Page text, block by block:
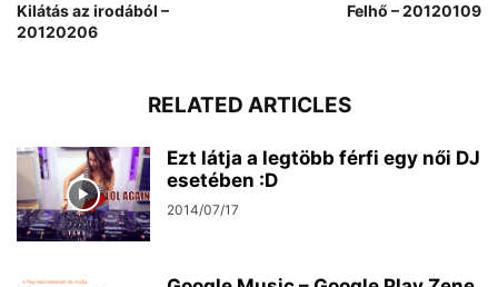
Kilátás az irodából –
20120206
Felhő – 20120109
RELATED ARTICLES
Ezt látja a legtöbb férfi egy női DJ
esetében :D
2014/07/17